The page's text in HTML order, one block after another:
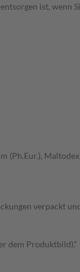
ist, wenn
verpackt
dem Produktbild).“